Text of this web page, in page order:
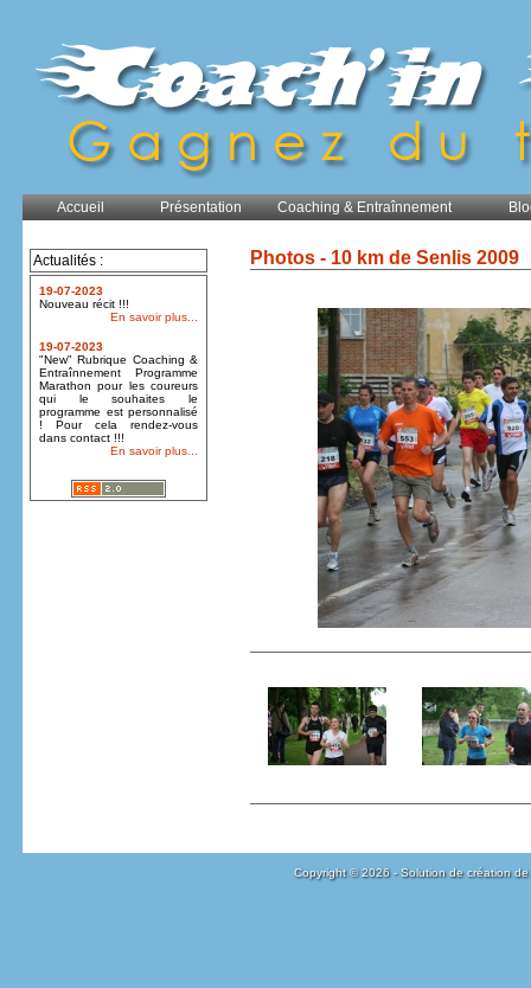
Accueil Présentation Coaching & Entraînnement
Actualités :
19-07-2023
Nouveau récit !!!
En savoir plus...
19-07-2023
"New" Rubrique Coaching &
Entraînnement Programme
Marathon pour les coureurs
qui le souhaites le
programme est personnalisé
! Pour cela rendez-vous
dans contact !!!
En savoir plus...
Photos - 10 km de Senlis 2009
Copyright © 2026 - Solution de création